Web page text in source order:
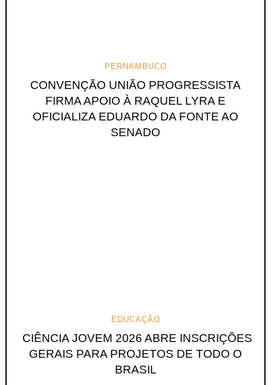
PERNAMBUCO
CONVENÇÃO UNIÃO PROGRESSISTA
FIRMA APOIO À RAQUEL LYRA E
OFICIALIZA EDUARDO DA FONTE AO
SENADO
EDUCAÇÃO
CIÊNCIA JOVEM 2026 ABRE INSCRIÇÕES
GERAIS PARA PROJETOS DE TODO O
BRASIL